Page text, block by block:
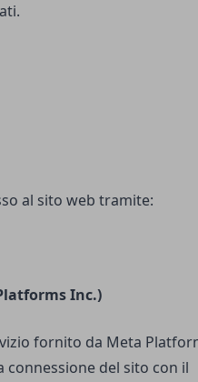
al sito web tramite:
Inc.)
fornito da Meta
connessione del sito con il